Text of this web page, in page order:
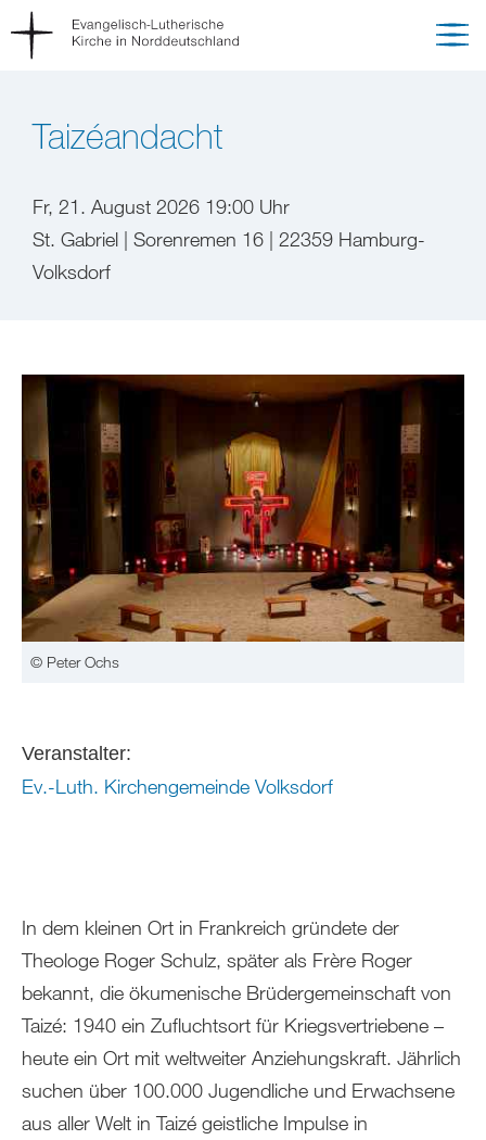
Taizéandacht
Fr, 21. August 2026 19:00 Uhr
St. Gabriel | Sorenremen 16 | 22359 Hamburg-
Volksdorf
© Peter Ochs
Veranstalter:
Ev.-Luth. Kirchengemeinde Volksdorf
In dem kleinen Ort in Frankreich gründete der
Theologe Roger Schulz, später als Frère Roger
bekannt, die ökumenische Brüdergemeinschaft von
Taizé: 1940 ein Zufluchtsort für Kriegsvertriebene –
heute ein Ort mit weltweiter Anziehungskraft. Jährlich
suchen über 100.000 Jugendliche und Erwachsene
aus aller Welt in Taizé geistliche Impulse in